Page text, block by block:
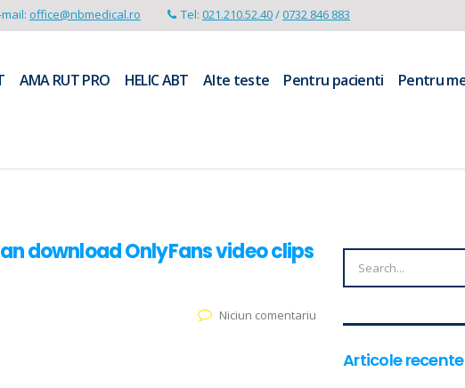
mail: office@nbmedical.ro Tel: 021.210.52.40/0732 846 883
AMA RUT PRO HELIC ABT Alte teste Pentru pacienti Pentru
download OnlyFans video clips
Niciun comentariu
Articole recente